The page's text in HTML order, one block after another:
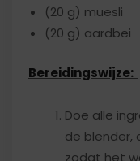
(20 g) muesli
(20 g) aardbei
Bereidingswijze:
Doe alle
de blender,